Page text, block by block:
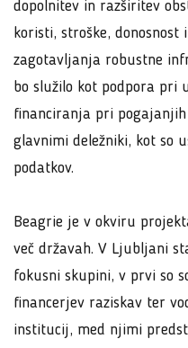
dopolnitev in razširitev
koristi, stroške,
zagotavljanja robustne
bo služilo kot podpora pri
financiranja pri
glavnimi deležniki, kot so
podatkov.
Beagrie je v okviru
več državah. V Ljubljani
fokusni skupini, v prvi so
financerjev raziskav ter
institucij, med njimi